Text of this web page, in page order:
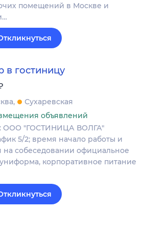
помещений в Москве и
в гостиницу
Сухаревская
объявлений
ООО "ГОСТИНИЦА ВОЛГА"
5/2; время начало работы и
на собеседовании официальное
корпоративное питание